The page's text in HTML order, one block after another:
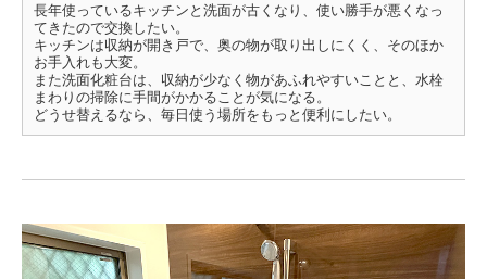
長年使っているキッチンと洗面が古くなり、使い勝手が悪くなっ
てきたので交換したい。
キッチンは収納が開き戸で、奥の物が取り出しにくく、そのほか
お手入れも大変。
また洗面化粧台は、収納が少なく物があふれやすいことと、水栓
まわりの掃除に手間がかかることが気になる。
どうせ替えるなら、毎日使う場所をもっと便利にしたい。